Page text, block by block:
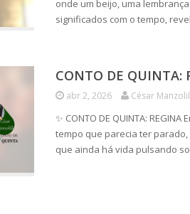
onde um beijo, uma
significados com o tempo,
CONTO DE QUINTA:
abr 2, 2026 César
✨ CONTO DE QUINTA:
tempo que parecia ter
que ainda há vida pulsando